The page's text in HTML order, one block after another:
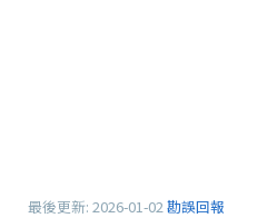
最後更新: 2026-01-02勘誤回報